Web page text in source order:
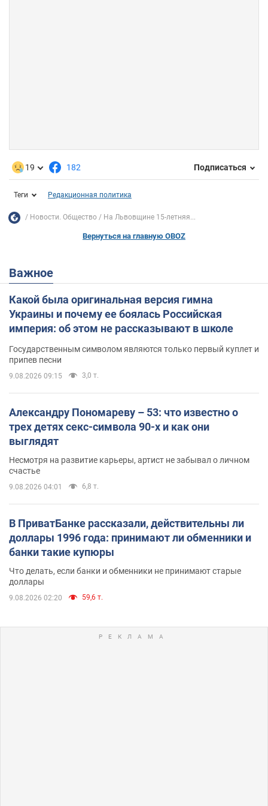
19 182 Подписаться
Теги Редакционная политика
Новости. Общество На Львовщине 15-летняя...
Вернуться на главную OBOZ
Важное
Какой была оригинальная версия гимна
Украины и почему ее боялась Российская
империя: об этом не рассказывают в школе
Государственным символом являются только первый куплет и
припев песни
9.08.2026 09:15 3,0 т.
Александру Пономареву – 53: что известно о
трех детях секс-символа 90-х и как они
выглядят
Несмотря на развитие карьеры, артист не забывал о личном
счастье
9.08.2026 04:01 6,8 т.
В ПриватБанке рассказали, действительны ли
доллары 1996 года: принимают ли обменники и
банки такие купюры
Что делать, если банки и обменники не принимают старые
доллары
9.08.2026 02:20 59,6 т.